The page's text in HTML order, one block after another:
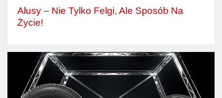
Alusy – Nie Tylko Felgi, Ale Sposób Na
Życie!